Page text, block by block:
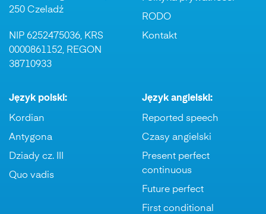
250 Czeladź
NIP 6252475036, KRS
0000861152, REGON
38710933
RODO
Kontakt
Język polski:
Kordian
Antygona
Dziady cz. III
Quo vadis
Język angielski:
Reported speech
Czasy angielski
Present perfect
continuous
Future perfect
First conditional